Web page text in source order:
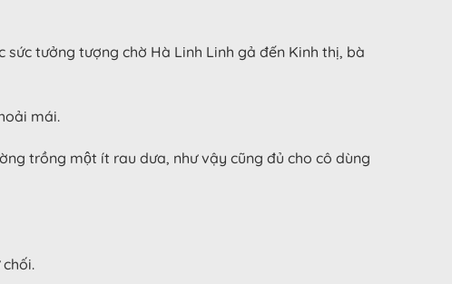
tưởng tượng chờ Hà Linh Linh gả đến Kinh thị, bà
mái.
trồng một ít rau dưa, như vậy cũng đủ cho cô dùng